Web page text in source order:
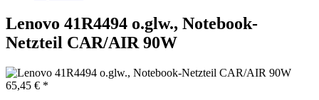
Lenovo 41R4494 o.glw., Notebook-
Netzteil CAR/AIR 90W
65,45 € *